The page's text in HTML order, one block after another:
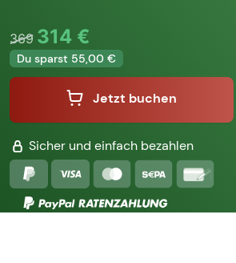
369 314 €
Du sparst 55,00 €
Jetzt buchen
Sicher und einfach bezahlen